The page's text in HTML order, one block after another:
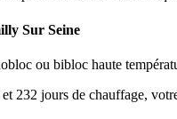
Sur Seine
ou bibloc haute
232 jours de chauffage,